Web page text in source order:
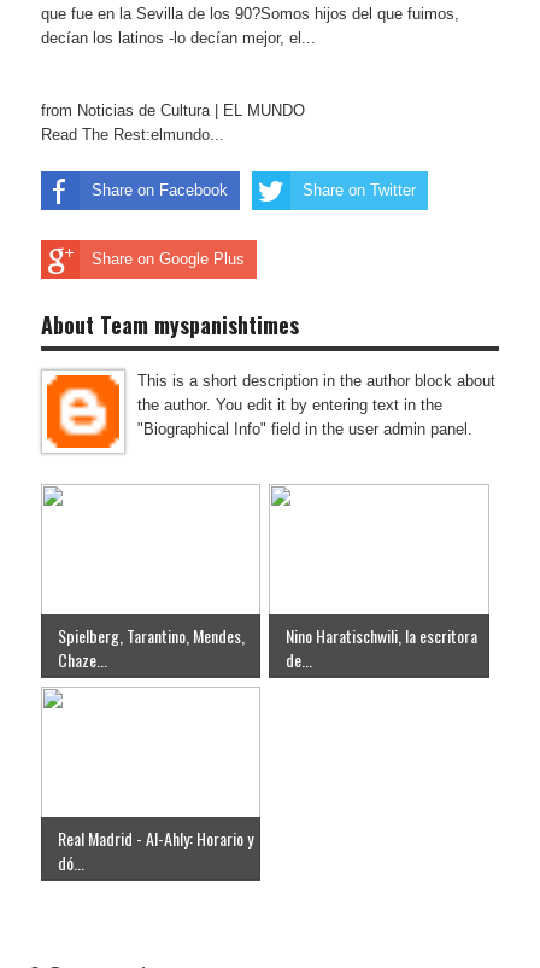
que fue en la Sevilla de los 90?Somos hijos del que fuimos,
decían los latinos -lo decían mejor, el...
from Noticias de Cultura | EL MUNDO
Read The Rest:elmundo...
Share on Facebook Share on Twitter
Share on Google Plus
About Team myspanishtimes
This is a short description in the author block about
the author. You edit it by entering text in the
"Biographical Info" field in the user admin panel.
Spielberg, Tarantino, Mendes,
Chaze...
Nino Haratischwili, la escritora
de...
Real Madrid - Al-Ahly: Horario y
dó...